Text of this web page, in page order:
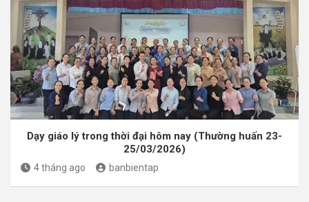
Dạy giáo lý trong thời đại hôm nay (Thường huấn 23-
25/03/2026)
4 tháng ago banbientap